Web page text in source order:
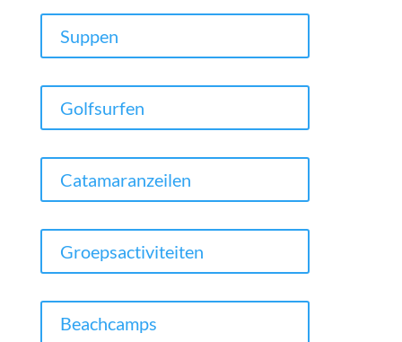
Suppen
Golfsurfen
Catamaranzeilen
Groepsactiviteiten
Beachcamps